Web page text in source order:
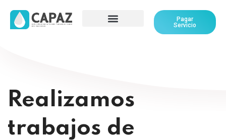
Pagar
Servicio
Realizamos
trabajos de